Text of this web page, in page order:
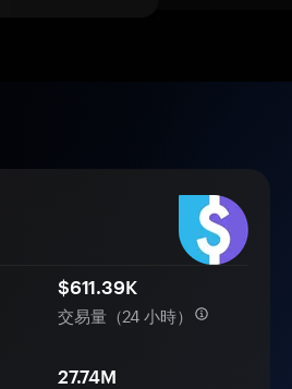
$611.39K
交易量（24 小時）
27.74M